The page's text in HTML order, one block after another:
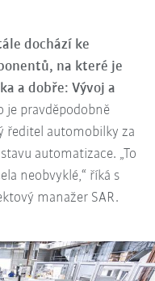
dochází ke
na které je
a dobře: Vývoj a
je pravděpodobně
ředitel automobilky za
automatizace. „To
neobvyklé,“ říká s
manažer SAR.